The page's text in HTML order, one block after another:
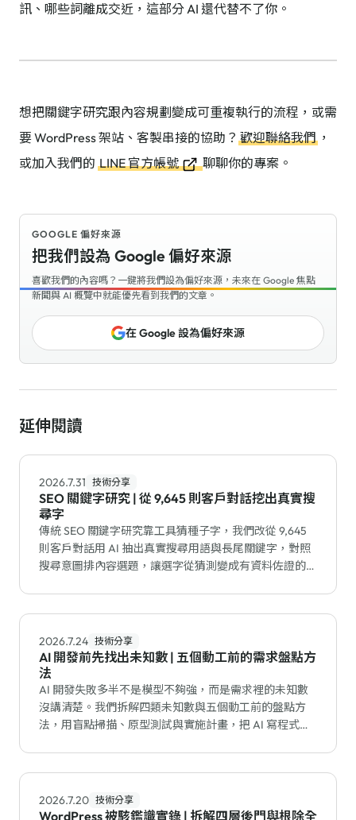
訊、哪些詞離成交近，這部分 AI 還代替不了你。
想把關鍵字研究跟內容規劃變成可重複執行的流程，或需
要 WordPress 架站、客製串接的協助？ 歡迎聯絡我們 ，
或加入我們的 LINE 官方帳號 聊聊你的專案。
GOOGLE 偏好來源
把我們設為 Google 偏好來源
喜歡我們的內容嗎？一鍵將我們設為偏好來源，未來在 Google 焦點
新聞與 AI 概覽中就能優先看到我們的文章。
在 Google 設為偏好來源
延伸閱讀
2026.7.31 技術分享
SEO 關鍵字研究 | 從 9,645 則客戶對話挖出真實搜
尋字
傳統 SEO 關鍵字研究靠工具猜種子字，我們改從 9,645
則客戶對話用 AI 抽出真實搜尋用語與長尾關鍵字，對照
搜尋意圖排內容選題，讓選字從猜測變成有資料佐證的流
2026.7.24 技術分享
AI 開發前先找出未知數 | 五個動工前的需求盤點方
法
AI 開發失敗多半不是模型不夠強，而是需求裡的未知數
沒講清楚。我們拆解四類未知數與五個動工前的盤點方
法，用盲點掃描、原型測試與實施計畫，把 AI 寫程式的
2026.7.20 技術分享
WordPress 被駭鑑識實錄 | 拆解四層後門與根除全